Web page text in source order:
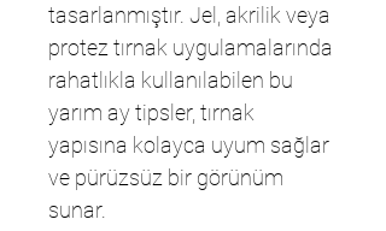
tasarlanmıştır. Jel, akrilik veya
protez tırnak uygulamalarında
rahatlıkla kullanılabilen bu
yarım ay tipsler, tırnak
yapısına kolayca uyum sağlar
ve pürüzsüz bir görünüm
sunar.